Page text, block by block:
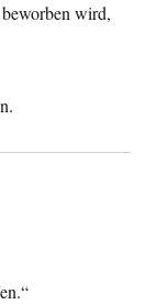
wird,